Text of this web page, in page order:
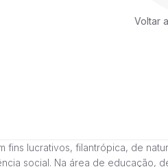
Voltar
fins lucrativos, filantrópica, de
social. Na área de educação,